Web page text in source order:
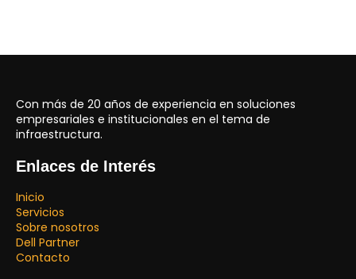
Con más de 20 años de experiencia en soluciones
empresariales e institucionales en el tema de
infraestructura.
Enlaces de Interés
Inicio
Servicios
Sobre nosotros
Dell Partner
Contacto